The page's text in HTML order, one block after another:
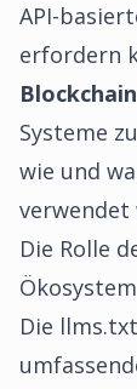
API-
erfordern
Systeme
wie und
verwendet
Die Rolle
Ökosystem
Die